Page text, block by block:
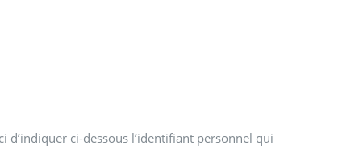
ci-dessous l’identifiant personnel qui